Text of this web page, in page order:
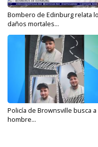
Bombero de Edinburg relata
daños mortales...
Policía de Brownsville busca a
hombre...